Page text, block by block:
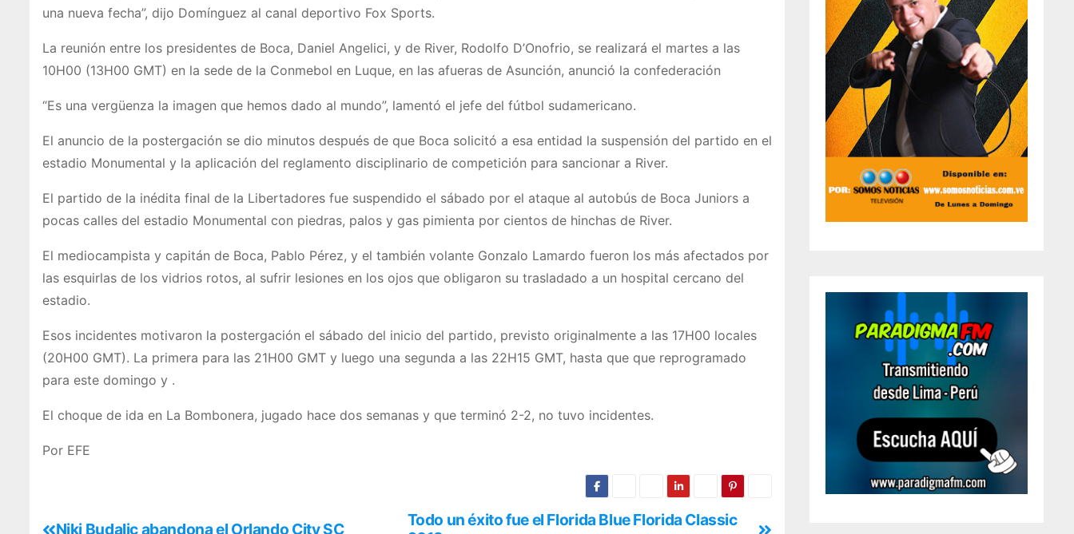
una nueva fecha”, dijo Domínguez al canal deportivo Fox Sports.
La reunión entre los presidentes de Boca, Daniel Angelici, y de River, Rodolfo D’Onofrio, se realizará el martes a las
10H00 (13H00 GMT) en la sede de la Conmebol en Luque, en las afueras de Asunción, anunció la confederación
“Es una vergüenza la imagen que hemos dado al mundo”, lamentó el jefe del fútbol sudamericano.
El anuncio de la postergación se dio minutos después de que Boca solicitó a esa entidad la suspensión del partido en el
estadio Monumental y la aplicación del reglamento disciplinario de competición para sancionar a River.
El partido de la inédita final de la Libertadores fue suspendido el sábado por el ataque al autobús de Boca Juniors a
pocas calles del estadio Monumental con piedras, palos y gas pimienta por cientos de hinchas de River.
El mediocampista y capitán de Boca, Pablo Pérez, y el también volante Gonzalo Lamardo fueron los más afectados por
las esquirlas de los vidrios rotos, al sufrir lesiones en los ojos que obligaron su trasladado a un hospital cercano del
estadio.
Esos incidentes motivaron la postergación el sábado del inicio del partido, previsto originalmente a las 17H00 locales
(20H00 GMT). La primera para las 21H00 GMT y luego una segunda a las 22H15 GMT, hasta que que reprogramado
para este domingo y .
El choque de ida en La Bombonera, jugado hace dos semanas y que terminó 2-2, no tuvo incidentes.
Por EFE
Todo un éxito fue el Florida Blue Florida Classic
Niki Budalic abandona el Orlando City SC